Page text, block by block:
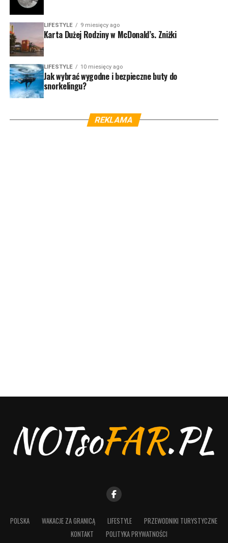
LIFESTYLE 9 miesięcy ago
Karta Dużej Rodziny w McDonald’s. Zniżki
LIFESTYLE 10 miesięcy ago
Jak wybrać wygodne i bezpieczne buty do
snorkelingu?
REKLAMA
POLSKA WAKACJE ZA GRANICĄ LIFESTYLE
PRZEWODNIKI TURYSTYCZNE
KONTAKT
POLITYKA PRYWATNOŚCI